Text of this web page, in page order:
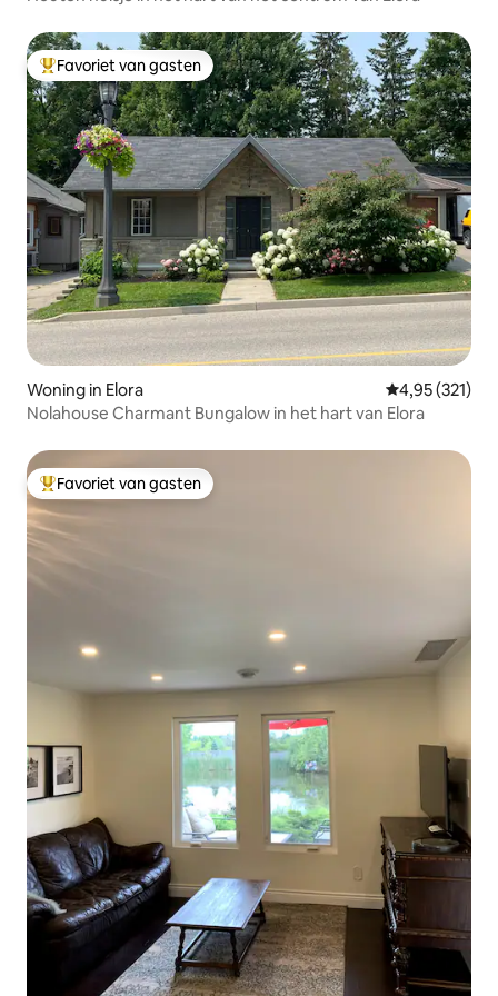
Topfavoriet van gasten
Favoriet van gasten
Woning in Elora Gemiddelde
4,95 (321)
Nolahouse Charmant Bungalow in het hart van Elora
Topfavoriet van gasten
Favoriet van gasten